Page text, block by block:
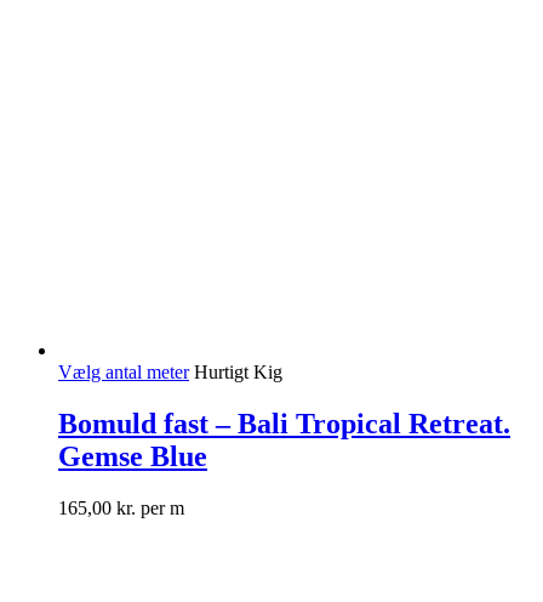
Vælg antal meter Hurtigt Kig
Bomuld fast – Bali Tropical Retreat.
Gemse Blue
165,00 kr. per m